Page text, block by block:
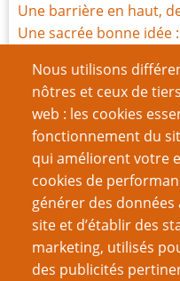
Nous utilisons
nôtres et ceux de
web : les cookies
fonctionnement du
qui améliorent votre
cookies de
générer des données
site et d’établir des
marketing, utilisés
des publicités
Une barrière en haut,
Une sacrée bonne idée
Cinq choses qu’un
et Préjugés”
La lutte ou la victoire ?
Probablement des
conscience et les
Pagination
Page
‹‹
VOUS AIMEREZ